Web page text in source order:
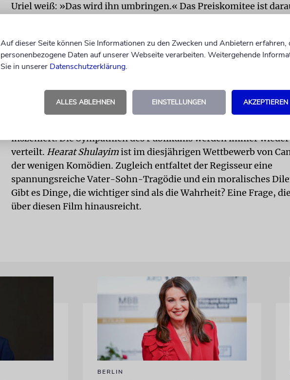
Uriel weiß: »Das wird ihn umbringen.« Das Preiskomitee ist
stellt sich stur. Schließlich stimmt er zu, Eliezer den Preis doch
verleihen. Unter zwei Bedingungen: Der Sohn müsse auf alle Zeit
Auszeichnung für sich verzichten – und selbst die Laudatio
Doch dann gibt Vater Shkolnik ein folgenschweres
dem er die Forschungen des Sohns für nichtig erklärt ...
inszeniert. Die Sympathien des Publikums werden immer
verteilt. Hearat Shulayimist im diesjährigen Wettbewerb von
der wenigen Komödien. Zugleich entfaltet der Regisseur eine
spannungsreiche Vater-Sohn-Tragödie und ein moralisches
Gibt es Dinge, die wichtiger sind als die Wahrheit? Eine Frage,
über diesen Film hinausreicht.
BERLIN
Auf dieser Seite können Sie Informationen zu den Zwecken und Anbietern erfahren,
personenbezogene Daten auf unserer Webseite verarbeiten. Weitergehende
Sie in unserer Datenschutzerklärung.
ALLES ABLEHNEN EINSTELLUNGEN AKZEPTIEREN